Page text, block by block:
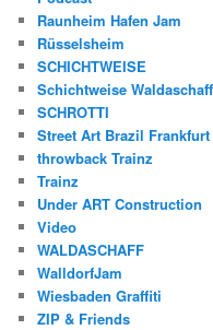
Raunheim Hafen Jam
Rüsselsheim
SCHICHTWEISE
Schichtweise Waldaschaff
SCHROTTI
Street Art Brazil Frankfurt
throwback Trainz
Trainz
Under ART Construction
Video
WALDASCHAFF
WalldorfJam
Wiesbaden Graffiti
ZIP & Friends